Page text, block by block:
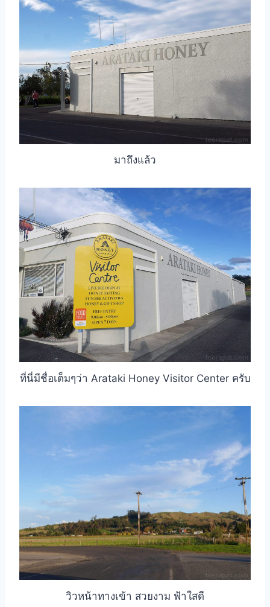
มาถึงแล้ว
ที่นี่มีชื่อเต็มๆว่า Arataki Honey Visitor Center ครับ
วิวหน้าทางเข้า สวยงาม ฟ้าใสดี